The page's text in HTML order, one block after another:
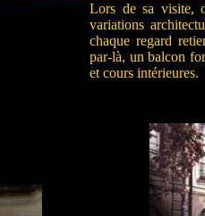
Lors de sa visite,
variations
chaque regard
par-là, un balcon
et cours intérieures.